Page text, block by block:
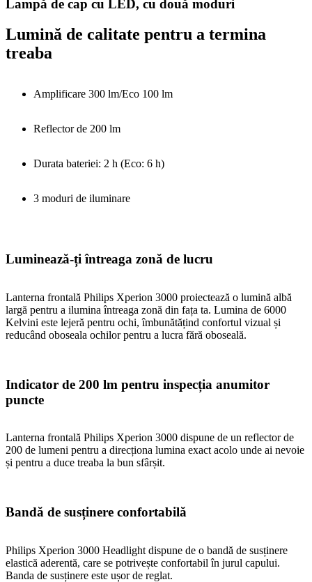
Lampă de cap cu LED, cu două moduri
Lumină de calitate pentru a termina
treaba
Amplificare 300 lm/Eco 100 lm
Reflector de 200 lm
Durata bateriei: 2 h (Eco: 6 h)
3 moduri de iluminare
Luminează-ți întreaga zonă de lucru
Lanterna frontală Philips Xperion 3000 proiectează o lumină albă
largă pentru a ilumina întreaga zonă din fața ta. Lumina de 6000
Kelvini este lejeră pentru ochi, îmbunătățind confortul vizual și
reducând oboseala ochilor pentru a lucra fără oboseală.
Indicator de 200 lm pentru inspecția anumitor
puncte
Lanterna frontală Philips Xperion 3000 dispune de un reflector de
200 de lumeni pentru a direcționa lumina exact acolo unde ai nevoie
și pentru a duce treaba la bun sfârșit.
Bandă de susținere confortabilă
Philips Xperion 3000 Headlight dispune de o bandă de susținere
elastică aderentă, care se potrivește confortabil în jurul capului.
Banda de susținere este ușor de reglat.